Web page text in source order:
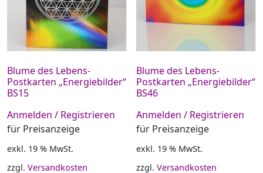
Blume des Lebens-
Postkarten „Energiebilder“
BS15
Anmelden / Registrieren
für Preisanzeige
exkl. 19 % MwSt.
zzgl. Versandkosten
Blume des Lebens-
Postkarten „Energiebilder“
BS46
Anmelden / Registrieren
für Preisanzeige
exkl. 19 % MwSt.
zzgl.Versandkosten